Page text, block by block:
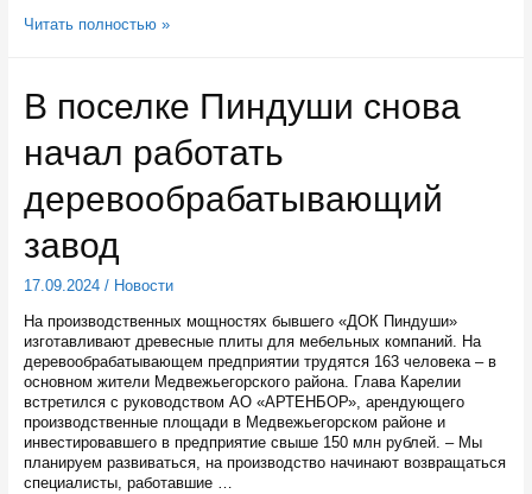
В
летию
крещения
карелов
построят
культурного
Читать полностью »
В поселке Пиндуши снова
начал работать
деревообрабатывающий
завод
17.09.2024/ Новости
На производственных мощностях бывшего «ДОК Пиндуши»
изготавливают древесные плиты для мебельных компаний. На
деревообрабатывающем предприятии трудятся 163 человека – в
основном жители Медвежьегорского района. Глава Карелии
встретился с руководством АО «АРТЕНБОР», арендующего
производственные площади в Медвежьегорском районе и
инвестировавшего в предприятие свыше 150 млн рублей. – Мы
планируем развиваться, на производство начинают возвращаться
специалисты, работавшие …